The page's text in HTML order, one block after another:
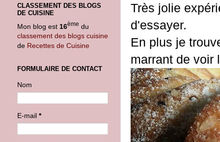
Très jolie
d'essayer.
En plus je
marrant de voir
CLASSEMENT DES BLOGS
DE CUISINE
Mon blog est 16ème du
classement des blogs cuisine
de Recettes de Cuisine
FORMULAIRE DE CONTACT
Nom
E-mail *